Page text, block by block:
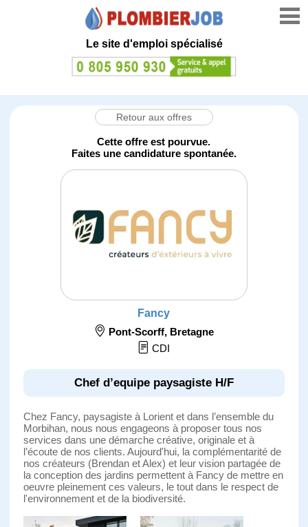
Le site d'emploi spécialisé
Retour aux offres
Cette offre est pourvue.
Faites une candidature spontanée.
Fancy
Pont-Scorff, Bretagne
CDI
Chef d’equipe paysagiste H/F
Chez Fancy, paysagiste à Lorient et dans l’ensemble du
Morbihan, nous nous engageons à proposer tous nos
services dans une démarche créative, originale et à
l’écoute de nos clients. Aujourd'hui, la complémentarité de
nos créateurs (Brendan et Alex) et leur vision partagée de
la conception des jardins permettent à Fancy de mettre en
oeuvre pleinement ces valeurs, le tout dans le respect de
l'environnement et de la biodiversité.